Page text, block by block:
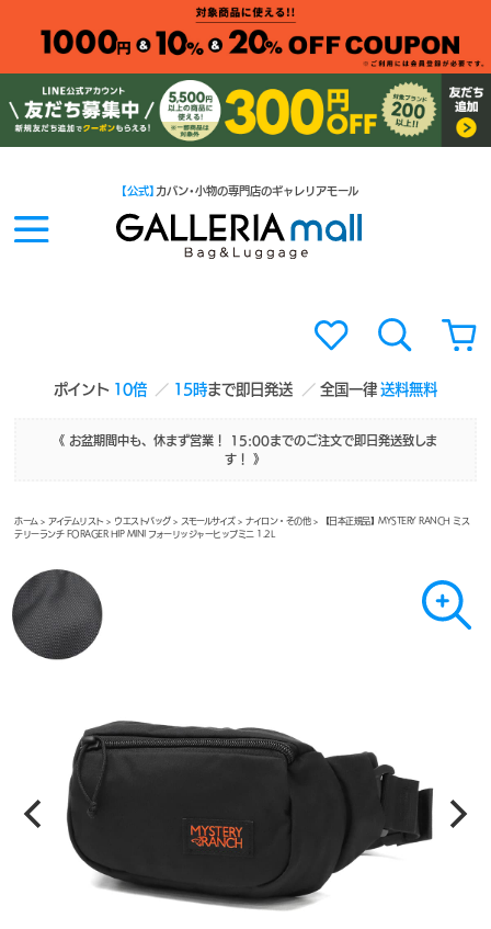
ポイント 10倍 15時まで即日発送 全国一律送料無料
【公式】 カバン・小物の専門店のギャレリアモール
《 お盆期間中も、休まず営業！ 15:00までのご注文で即日発送致しま
す！ 》
ホーム >アイテムリスト > ウエストバッグ> スモールサイズ>ナイロン・その他> 【日本正規品】MYSTERY RANCH ミス
テリーランチ FORAGER HIP MINI フォーリッジャーヒップミニ 1.2L